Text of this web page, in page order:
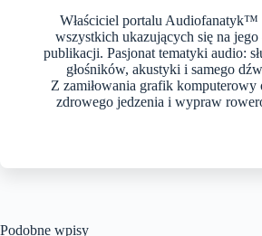
Właściciel portalu Audiofanatyk™
wszystkich ukazujących się na jego
publikacji. Pasjonat tematyki audio:
głośników, akustyki i samego
Z zamiłowania grafik komputerowy
zdrowego jedzenia i wypraw
Podobne wpisy